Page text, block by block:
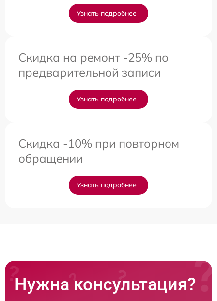
Узнать подробнее
Скидка на ремонт -25% по
предварительной записи
Узнать подробнее
Скидка -10% при повторном
обращении
Узнать подробнее
Нужна консультация?